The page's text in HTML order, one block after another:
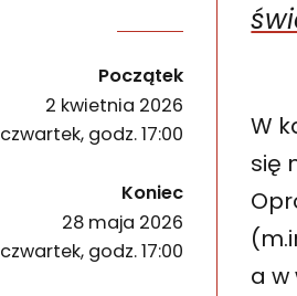
Początek
2 kwietnia 2026
czwartek, godz. 17:00
Koniec wydarzenia
28 maja 2026
czwartek, godz. 17:00
W
się
a w